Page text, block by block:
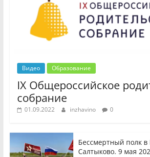
Видео Образование
IX Общероссийское
собрание
01.09.2022 inzhavino 0
Бессмертный полк в
Салтыково. 9 мая